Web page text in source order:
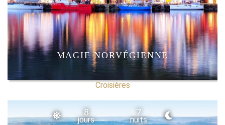
MAGIE NORVÉGIENNE
Croisières
8
jours
7
nuits